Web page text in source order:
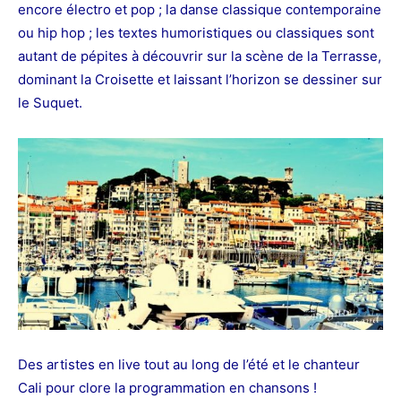
encore électro et pop ; la danse classique contemporaine
ou hip hop ; les textes humoristiques ou classiques sont
autant de pépites à découvrir sur la scène de la Terrasse,
dominant la Croisette et laissant l’horizon se dessiner sur
le Suquet.
Des artistes en live tout au long de l’été et le chanteur
Cali pour clore la programmation en chansons !